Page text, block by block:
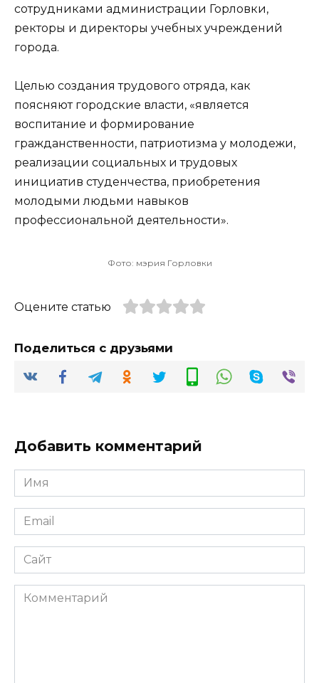
сотрудниками администрации Горловки,
ректоры и директоры учебных учреждений
города.
Целью создания трудового отряда, как
поясняют городские власти, «является
воспитание и формирование
гражданственности, патриотизма у молодежи,
реализации социальных и трудовых
инициатив студенчества, приобретения
молодыми людьми навыков
профессиональной деятельности».
Фото: мэрия Горловки
Оцените статью
Поделиться с друзьями
Добавить комментарий
Имя
*
Email
*
Сайт
Комментарий